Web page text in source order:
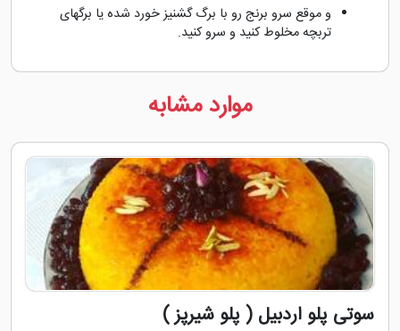
و موقع سرو برنج رو با برگ گشنیز خورد شده یا برگهای
تربچه مخلوط کنید و سرو کنید.
موارد مشابه
سوتی پلو اردبیل ( پلو شیرپز )